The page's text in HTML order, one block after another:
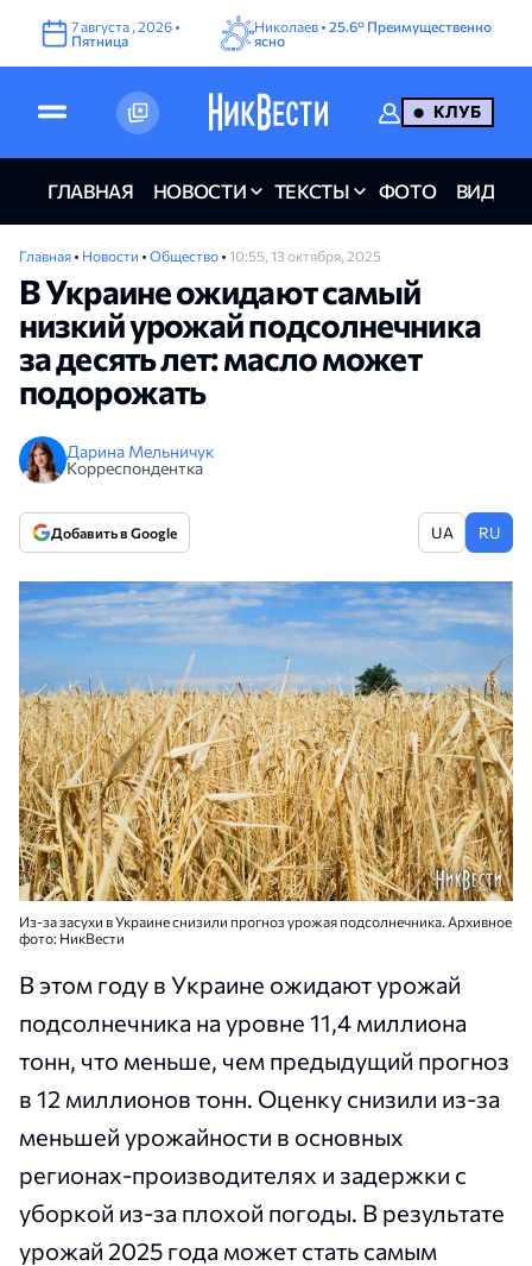
7августа ,2026 •
Пятница
Николаев •25.6° Преимущественно
ясно
КЛУБ
ГЛАВНАЯ НОВОСТИ ТЕКСТЫ ФОТО ВИДЕО
Главная • Новости • Общество • 10:55, 13 октября, 2025
В Украине ожидают самый
низкий урожай подсолнечника
за десять лет: масло может
подорожать
Дарина Мельничук
Корреспондентка
Добавить в Google UA RU
Из-за засухи в Украине снизили прогноз урожая подсолнечника. Архивное
фото: НикВести
В этом году в Украине ожидают урожай
подсолнечника на уровне 11,4 миллиона
тонн, что меньше, чем предыдущий прогноз
в 12 миллионов тонн. Оценку снизили из-за
меньшей урожайности в основных
регионах-производителях и задержки с
уборкой из-за плохой погоды. В результате
урожай 2025 года может стать самым